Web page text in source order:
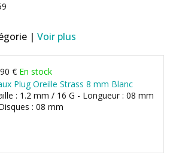
| Voir plus
€ En stock
Plug Oreille Strass 8 mm Blanc
: 1.2 mm / 16 G - Longueur : 08 mm
: 08 mm